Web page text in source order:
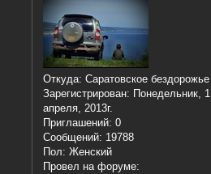
Откуда: Саратовское бездорожье
Зарегистрирован: Понедельник, 1
апреля, 2013г.
Приглашений: 0
Сообщений: 19788
Пол: Женский
Провел на форуме: